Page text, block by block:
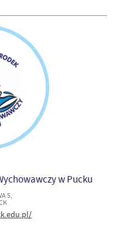
w Pucku
5,